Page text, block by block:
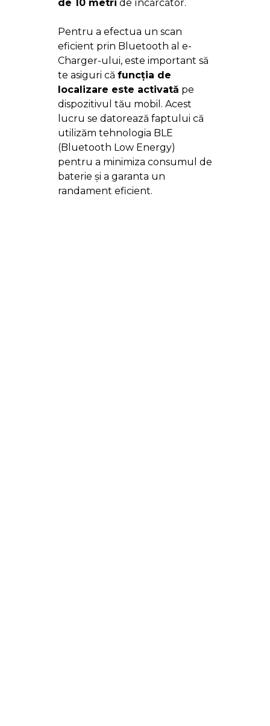
de 10 metri de încărcător.
Pentru a efectua un scan
eficient prin Bluetooth al e-
Charger-ului, este important să
te asiguri că funcția de
localizare este activată pe
dispozitivul tău mobil. Acest
lucru se datorează faptului că
utilizăm tehnologia BLE
(Bluetooth Low Energy)
pentru a minimiza consumul de
baterie și a garanta un
randament eficient.